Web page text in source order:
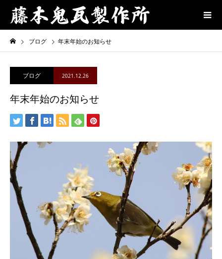
ブログ 年末年始のお知らせ
ブログ 2021.12.26
年末年始のお知らせ